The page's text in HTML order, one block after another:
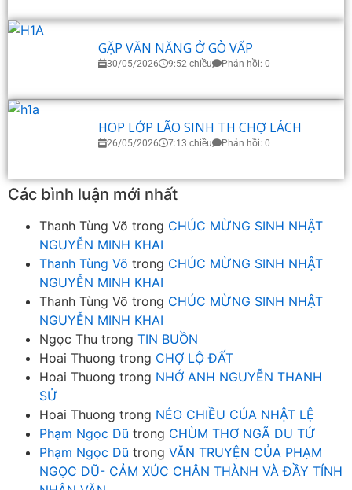
GẶP VĂN NĂNG Ở GÒ VẤP
30/05/2026 9:52 chiều Phản hồi: 0
HOP LỚP LÃO SINH TH CHỢ LÁCH
26/05/2026 7:13 chiều Phản hồi: 0
Các bình luận mới nhất
Thanh Tùng Võ trong CHÚC MỪNG SINH NHẬT
NGUYỄN MINH KHAI
Thanh Tùng Võ trong CHÚC MỪNG SINH NHẬT
NGUYỄN MINH KHAI
Thanh Tùng Võ trong CHÚC MỪNG SINH NHẬT
NGUYỄN MINH KHAI
Ngọc Thu trong TIN BUỒN
Hoai Thuong trong CHỢ LỘ ĐẤT
Hoai Thuong trong NHỚ ANH NGUYỄN THANH
SỬ
Hoai Thuong trong NẺO CHIỀU CỦA NHẬT LỆ
Phạm Ngọc Dũ trong CHÙM THƠ NGÃ DU TỬ
Phạm Ngọc Dũ trong VĂN TRUYỆN CỦA PHẠM
NGỌC DŨ- CẢM XÚC CHÂN THÀNH VÀ ĐẦY TÍNH